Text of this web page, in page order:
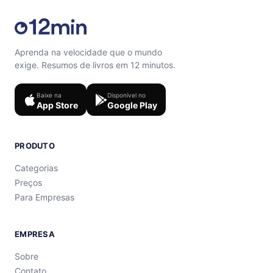
Aprenda na velocidade que o mundo
exige. Resumos de livros em 12 minutos.
Baixe na
App Store
Disponível no
Google Play
PRODUTO
Categorias
Preços
Para Empresas
EMPRESA
Sobre
Contato